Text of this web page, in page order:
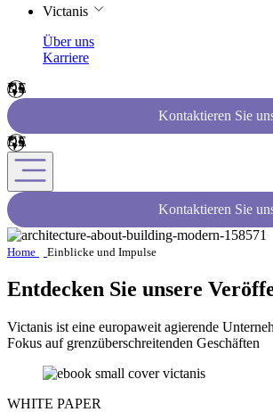
Victanis
Über uns
Karriere
Kontaktieren Sie
Kontaktieren Sie
Home Einblicke und Impulse
Entdecken Sie unsere
Victanis ist eine europaweit agierende
Fokus auf grenzüberschreitenden Geschäften
WHITE PAPER